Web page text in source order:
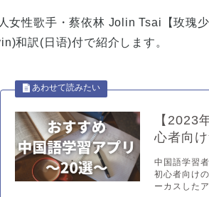
女性歌手・蔡依林 Jolin Tsai 【玫瑰
和訳 ( 日 语)付で紹介します。
【2023
心者向
中国語学習
初心者向け
ーカスした